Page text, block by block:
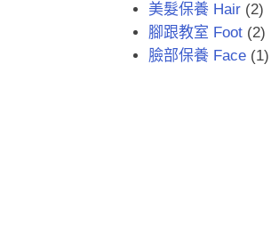
美髮保養 Hair (2)
腳跟教室 Foot (2)
臉部保養 Face (1)